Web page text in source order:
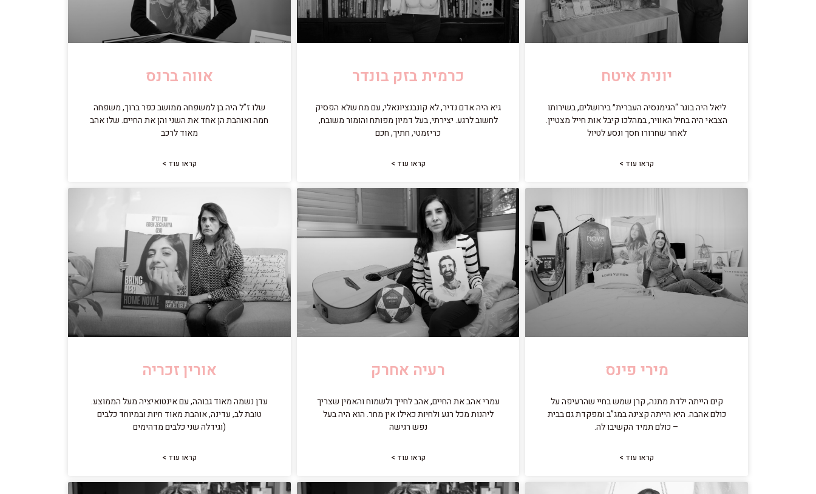
יונית איטח
ליאל היה בוגר “הגימנסיה העברית״ בירושלים, בשירותו
הצבאי היה בחיל האוויר, במהלכו קיבל אות חייל מצטיין.
לאחר שחרורו חסך ונסע לטיול
קראו עוד >
כרמית בזק בונדר
גיא היה אדם נדיר, לא קונבנציונאלי, עם מח שלא הפסיק
לחשוב לרגע. יצירתי, בעל דמיון מפותח והומור משובח,
כריזמטי, חתיך, חכם
קראו עוד >
אווה ברנס
שלו ז”ל היה בן למשפחה ממושב כפר ברוך, משפחה
חמה ואוהבת הן אחד את השני והן את החיים. שלו אהב
מאוד לרכב
קראו עוד >
מירי פינס
קים הייתה ילדת מתנה, קרן שמש בחיי שהרעיפה על
כולם אהבה. היא הייתה קצינה במג”ב ומפקדת גם בבית
– כולם תמיד הקשיבו לה.
קראו עוד >
רעיה אחרק
עמרי אהב את החיים, אהב לחייך ולשמוח והאמין שצריך
ליהנות מכל רגע ולחיות כאילו אין מחר. הוא היה בעל
נפש רגישה
קראו עוד >
אורין זכריה
עדן נשמה מאוד גבוהה, עם אינטואיציה מעל הממוצע.
טובת לב, עדינה, אוהבת מאוד חיות ובמיוחד כלבים
(וגידלה שני כלבים מדהימים
קראו עוד >